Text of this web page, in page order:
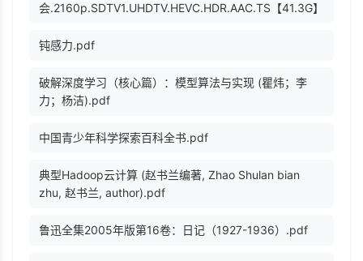
会.2160p.SDTV1.UHDTV.HEVC.HDR.AAC.TS【41.3G】
钝感力.pdf
破解深度学习（核心篇）：模型算法与实现 (瞿炜；李
力；杨洁).pdf
中国青少年科学探索百科全书.pdf
典型Hadoop云计算 (赵书兰编著, Zhao Shulan bian
zhu, 赵书兰, author).pdf
鲁迅全集2005年版第16卷：日记（1927-1936）.pdf